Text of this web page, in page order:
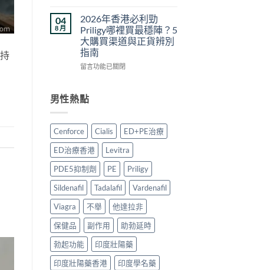
比
較
與
用
家
心
中
真
實
經
驗
與
安
用
指
中
款
好？
2026
香
港
副
利
勁
較
＋
購
買
貼
士〉
中
年
中
藥
壯
陽
藥
香
港
款
中
藥
配
方
壯
陽
產
邊
最
值
得
買？〉
04
8 月
2026年香港必利勁
Priligy哪裡買最穩陣？5
大購買渠道與正貨辨別
指南
在
香
港
利
勁
Priligy
哪
裡
買
最
穩
陣？
5
購
買
渠
道
留言功能已關閉
男性熱點
Cenforce Cialis
ED+PE治療
ED治療香港
Levitra
PDE5抑制劑
PE
Priligy
Sildenafil
Tadalafil
Vardenafil
Viagra
不舉
他達拉非
保健品
副作用
助勃延時
勃起功能
印度壯陽藥
印度壯陽藥香港
印度學名藥